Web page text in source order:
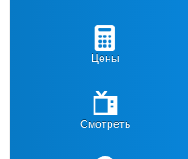
Цены
Смотреть